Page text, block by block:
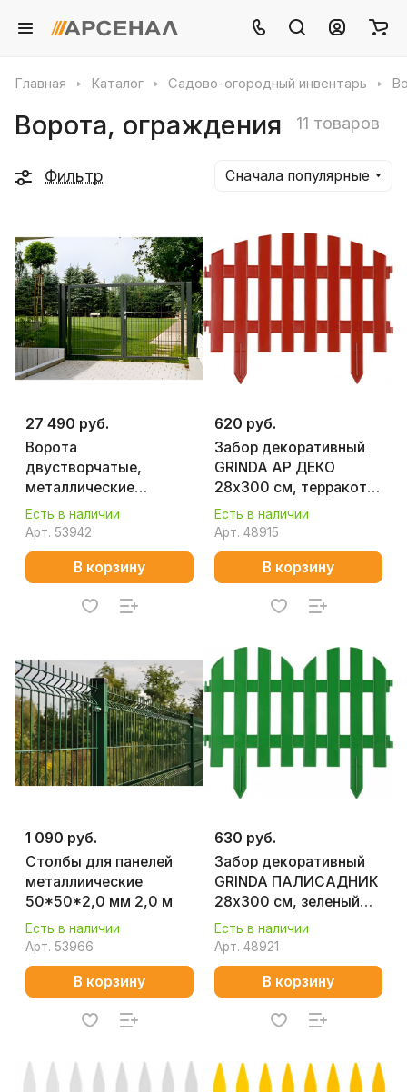
Главная Каталог Садово-огородный инвентарь
Ворота, ограждения 11 товаров
Фильтр Сначала популярные
27 490 руб.
Ворота
двустворчатые,
металлические
140*400 (высота/
ширина)
Есть в наличии
Арт. 53942
В корзину
620 руб.
Забор декоративный
GRINDA АР ДЕКО
28х300 см, терракот
422203-T
Есть в наличии
Арт. 48915
В корзину
1 090 руб.
Столбы для панелей
металлиические
50*50*2,0 мм 2,0 м
Есть в наличии
Арт. 53966
В корзину
630 руб.
Забор декоративный
GRINDA ПАЛИСАДНИК
28х300 см, зеленый
422205-G
Есть в наличии
Арт. 48921
В корзину